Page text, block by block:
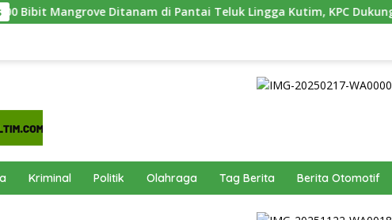
di Pantai Teluk Lingga Kutim, KPC Dukung Pelestarian Pesisir
Kriminal Politik Olahraga Tag Berita Berita Otomotif